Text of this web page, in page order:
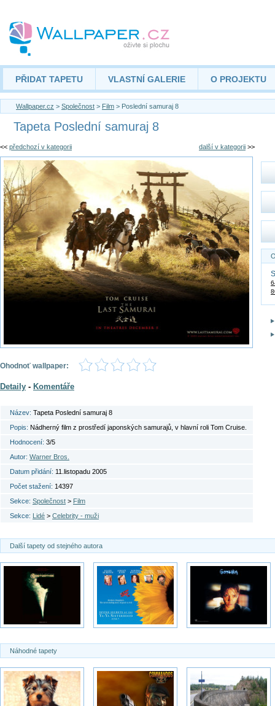
PŘIDAT TAPETU VLASTNÍ GALERIE O PROJEKTU
Wallpaper.cz > Společnost > Film > Poslední samuraj 8
Tapeta Poslední samuraj 8
<< předchozí v kategorii další v kategorii >>
Ohodnoť wallpaper:
Detaily - Komentáře
Název: Tapeta Poslední samuraj 8
Popis: Nádherný film z prostředí japonských samurajů, v hlavní roli Tom Cruise.
Hodnocení: 3/5
Autor: Warner Bros.
Datum přidání: 11.listopadu 2005
Počet stažení: 14397
Sekce: Společnost > Film
Sekce: Lidé > Celebrity - muži
Další tapety od stejného autora
Náhodné tapety